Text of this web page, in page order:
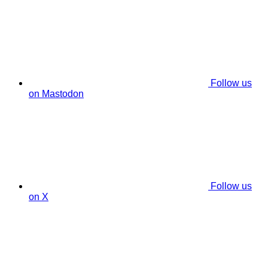
Follow us
on Mastodon
Follow us
on X